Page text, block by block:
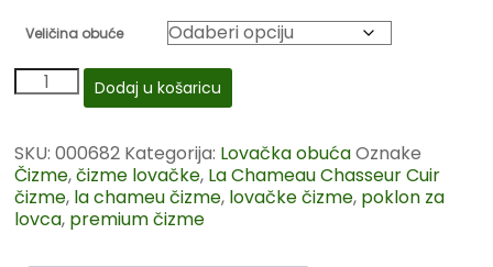
Veličina obuće
Dodaj u košaricu
SKU:000682 Kategorija: Lovačka obućaOznake
Čizme,čizme lovačke, La Chameau Chasseur Cuir
čizme, la chameu čizme, lovačke čizme, poklon za
lovca, premium čizme